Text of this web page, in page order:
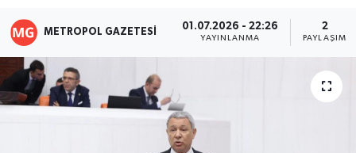
METROPOL GAZETESI 01.07.2026 - 22:26
YAYINLANMA
2
PAYLAŞIM